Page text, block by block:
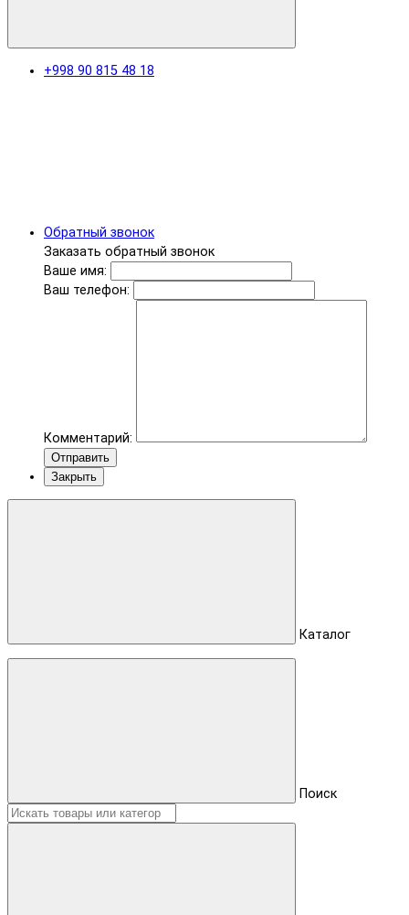
+998 90 815 48 18
Обратный звонок
Заказать обратный звонок
Ваше имя:
Ваш телефон:
Комментарий:
Отправить
Закрыть
Каталог
Поиск